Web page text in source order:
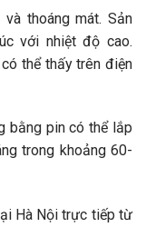
thoáng mát. Sản
với nhiệt độ cao.
thể thấy trên điện
bằng pin có thể lắp
trong khoảng 60-
Hà Nội trực tiếp từ